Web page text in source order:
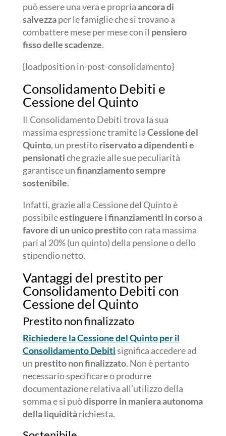
può essere una vera e propriaancora di
salvezzaper le famiglie che si trovano a
combattere mese per mese con il pensiero
fisso delle scadenze.
{loadposition in-post-consolidamento}
Consolidamento Debiti e
Cessione del Quinto
Il Consolidamento Debiti trova la sua
massima espressione tramite laCessione del
Quinto, un prestitoriservato a dipendenti e
pensionatiche grazie alle sue peculiarità
garantisce unfinanziamento sempre
sostenibile.
Infatti, grazie alla Cessione del Quinto è
possibileestinguere i finanziamenti in corso a
favore di un unico prestitocon rata massima
pari al 20% (un quinto) della pensione o dello
stipendio netto.
Vantaggi del prestito per
Consolidamento Debiti con
Cessione del Quinto
Prestito non finalizzato
Richiedere la Cessione del Quinto per il
Consolidamento Debitisignifica accedere ad
un prestito non finalizzato. Non è pertanto
necessario specificare o produrre
documentazione relativa all’utilizzo della
somma e si puòdisporre in maniera autonoma
della liquiditàrichiesta.